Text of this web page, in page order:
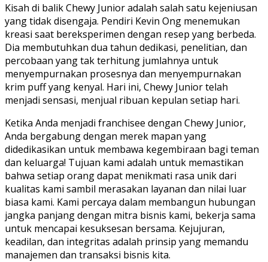
Kisah di balik Chewy Junior adalah salah satu kejeniusan
yang tidak disengaja. Pendiri Kevin Ong menemukan
kreasi saat bereksperimen dengan resep yang berbeda.
Dia membutuhkan dua tahun dedikasi, penelitian, dan
percobaan yang tak terhitung jumlahnya untuk
menyempurnakan prosesnya dan menyempurnakan
krim puff yang kenyal. Hari ini, Chewy Junior telah
menjadi sensasi, menjual ribuan kepulan setiap hari.
Ketika Anda menjadi franchisee dengan Chewy Junior,
Anda bergabung dengan merek mapan yang
didedikasikan untuk membawa kegembiraan bagi teman
dan keluarga! Tujuan kami adalah untuk memastikan
bahwa setiap orang dapat menikmati rasa unik dari
kualitas kami sambil merasakan layanan dan nilai luar
biasa kami. Kami percaya dalam membangun hubungan
jangka panjang dengan mitra bisnis kami, bekerja sama
untuk mencapai kesuksesan bersama. Kejujuran,
keadilan, dan integritas adalah prinsip yang memandu
manajemen dan transaksi bisnis kita.